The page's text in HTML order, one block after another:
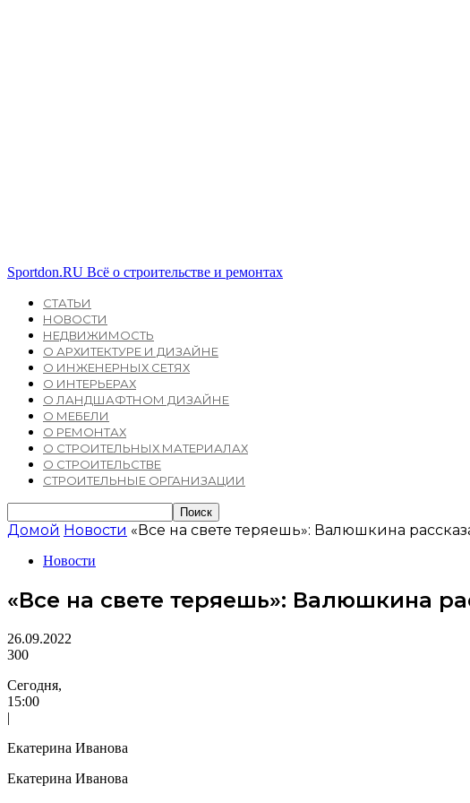
Sportdon.RU Всё о строительстве и ремонтах
СТАТЬИ
НОВОСТИ
НЕДВИЖИМОСТЬ
О АРХИТЕКТУРЕ И ДИЗАЙНЕ
О ИНЖЕНЕРНЫХ СЕТЯХ
О ИНТЕРЬЕРАХ
О ЛАНДШАФТНОМ ДИЗАЙНЕ
О МЕБЕЛИ
О РЕМОНТАХ
О СТРОИТЕЛЬНЫХ МАТЕРИАЛАХ
О СТРОИТЕЛЬСТВЕ
СТРОИТЕЛЬНЫЕ ОРГАНИЗАЦИИ
Домой Новости «Все на свете теряешь»: Валюшкина
Новости
«Все на свете теряешь»: Валюшкина
26.09.2022
300
Сегодня,
15:00
|
Екатерина Иванова
Екатерина Иванова